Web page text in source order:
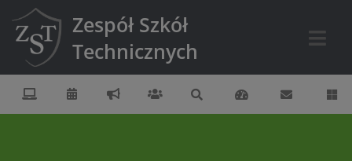
Zespół Szkół
Technicznych